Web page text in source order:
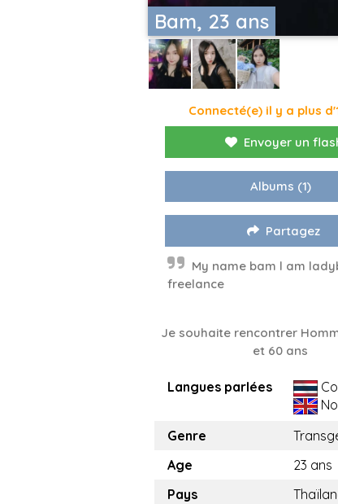
Bam, 23 ans
Connecté(e) il y a plus
Envoyer un
Albums (1)
Partagez
My name bam l am
freelance
Je souhaite rencontrer
et 60 ans
Langues parlées
Genre
Age
23 ans
Pays